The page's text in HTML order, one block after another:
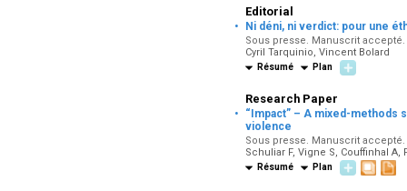
Editorial
· Ni déni, ni verdict: pour une
Sous presse. Manuscrit
Cyril Tarquinio, Vincent Bolard
Résumé Plan
Research Paper
·
“Impact” – A mixed-methods
violence
Sous presse. Manuscrit
Schuliar F, Vigne S, Couffinhal
Résumé Plan